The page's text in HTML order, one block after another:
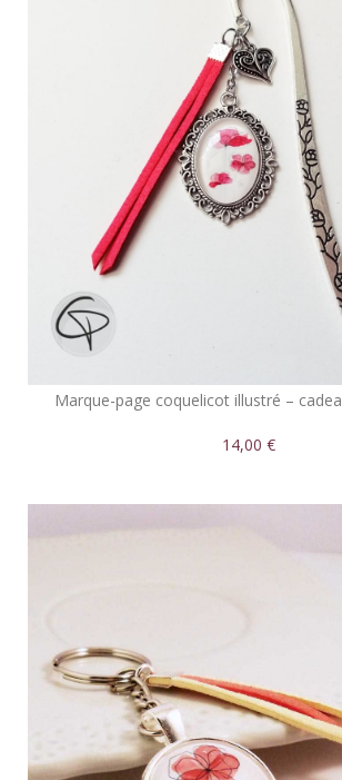
Marque-page coquelicot illustré –
14,00 €